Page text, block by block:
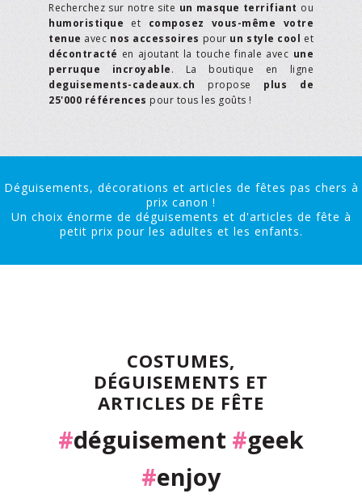
Recherchez sur notre site un masque terrifiant ou
humoristique et composez vous-même votre
tenue avec nos accessoires pour un style cool et
décontracté en ajoutant la touche finale avec une
perruque incroyable. La boutique en ligne
deguisements-cadeaux.ch propose plus de
25'000 références pour tous les goûts !
Déguisements, décorations et articles de fêtes pas chers à
prix canon !
Un choix énorme de déguisements et d'articles de fête à
petit prix pour les adultes et les enfants.
COSTUMES,
DÉGUISEMENTS ET
ARTICLES DE FÊTE
#déguisement #geek
#enjoy